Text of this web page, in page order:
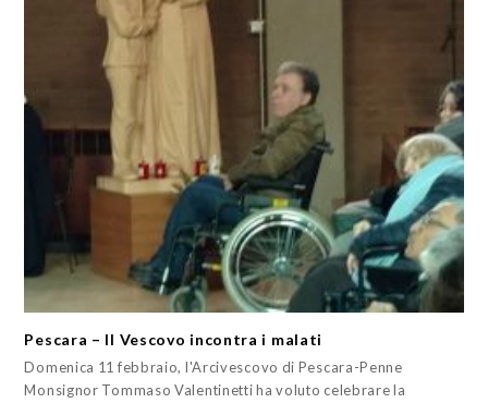
Pescara – Il Vescovo incontra i malati
Domenica 11 febbraio, l'Arcivescovo di Pescara-Penne
Monsignor Tommaso Valentinetti ha voluto celebrare la